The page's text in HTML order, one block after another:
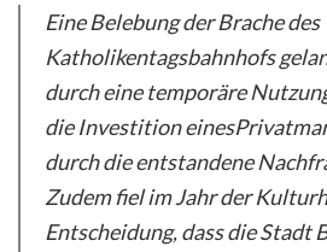
Eine Belebung der Brache des
Katholikentagsbahnhofs
durch eine temporäre
die Investition
durch die entstandene
Zudem fiel im Jahr der
Entscheidung, dass die Stadt